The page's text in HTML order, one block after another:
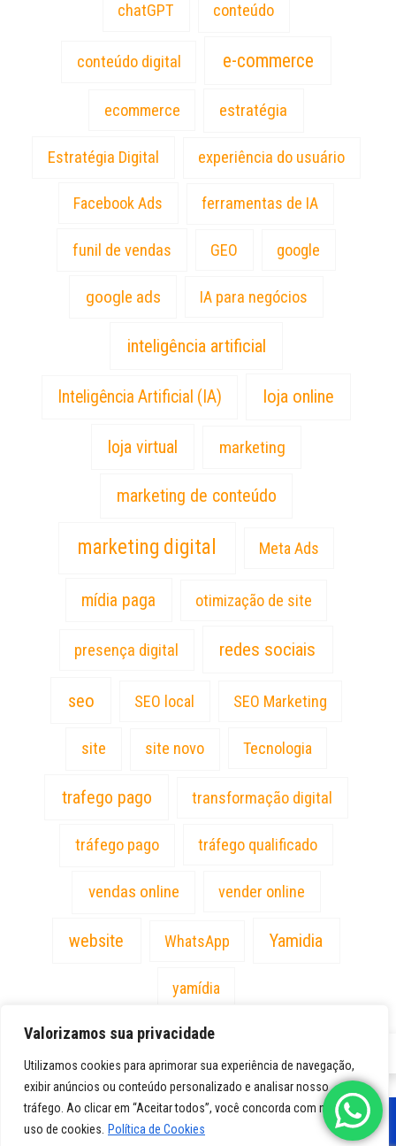
Valorizamos sua privacidade
Utilizamos cookies para aprimorar sua experiência de navegação,
exibir anúncios ou conteúdo personalizado e analisar nosso
tráfego. Ao clicar em “Aceitar todos”, você concorda com nosso
uso de cookies.
Política de Cookies
chatGPT conteúdo
conteúdo digital e-commerce
ecommerce estratégia
Estratégia Digital experiência do usuário
Facebook Ads ferramentas de IA
funil de vendas GEO google
google ads IA para negócios
inteligência artificial
Inteligência Artificial (IA) loja online
loja virtual marketing
marketing de conteúdo
marketing digital Meta Ads
mídia paga otimização de site
presença digital redes sociais
seo SEO local SEO Marketing
site site novo Tecnologia
trafego pago transformação digital
tráfego pago tráfego qualificado
vendas online vender online
website WhatsApp Yamidia
yamídia